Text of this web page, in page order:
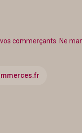
commerçants. Ne